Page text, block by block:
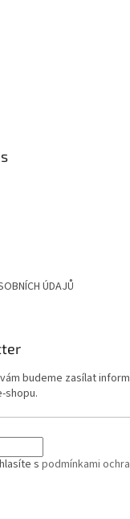
ÚDAJŮ
budeme zasílat
shopu.
s podmínkami